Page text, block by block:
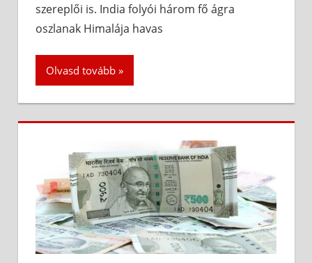
szereplői is. India folyói három fő ágra
oszlanak Himalája havas
Olvasd tovább